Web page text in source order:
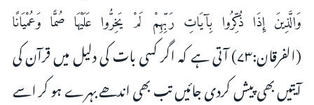
وَالَّذِينَ إِذَا ذُكِّرُوا بِآيَاتِ رَبِّهِمْ لَمْ يَخِرُّوا عَلَيْهَا صُمًّا وَعُمْيَانًا
(الفرقان:۷۳) آتی ہے کہ اگر کسی بات کی دلیل میں قرآن کی
آیتیں بھی پیش کردی جائیں تب بھی اندھے بہرے ہو کر اسے